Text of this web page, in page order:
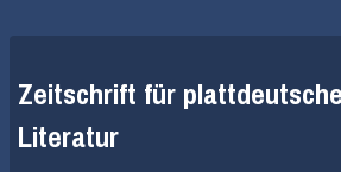
Zeitschrift für
Literatur